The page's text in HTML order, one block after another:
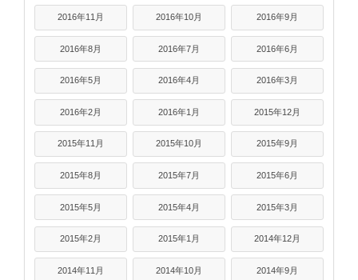
2016年11月 2016年10月 2016年9月
2016年8月 2016年7月 2016年6月
2016年5月 2016年4月 2016年3月
2016年2月 2016年1月 2015年12月
2015年11月 2015年10月 2015年9月
2015年8月 2015年7月 2015年6月
2015年5月 2015年4月 2015年3月
2015年2月 2015年1月 2014年12月
2014年11月 2014年10月 2014年9月